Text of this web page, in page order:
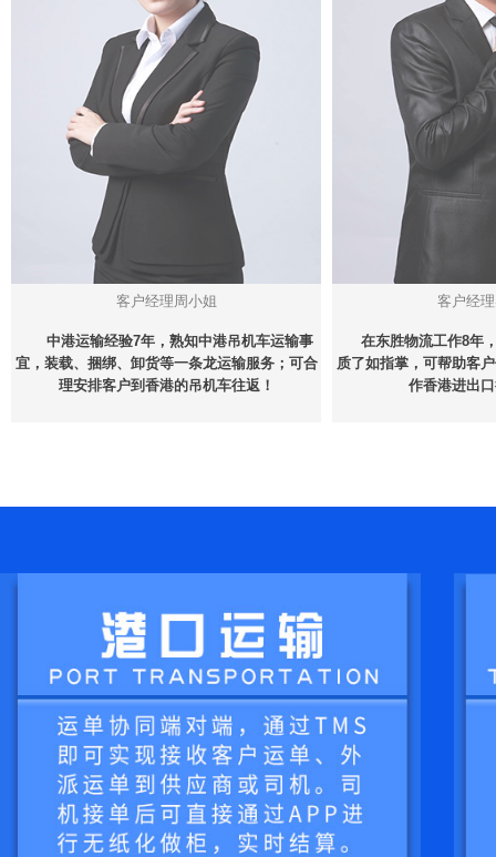
客户经理周小姐
中港运输经验7年，熟知中港吊机车运输事
宜，装载、捆绑、卸货等一条龙运输服务；可合
理安排客户到香港的吊机车往返！
客户经
在东胜物流工作8年
质了如指掌，可帮助客
作香港进出